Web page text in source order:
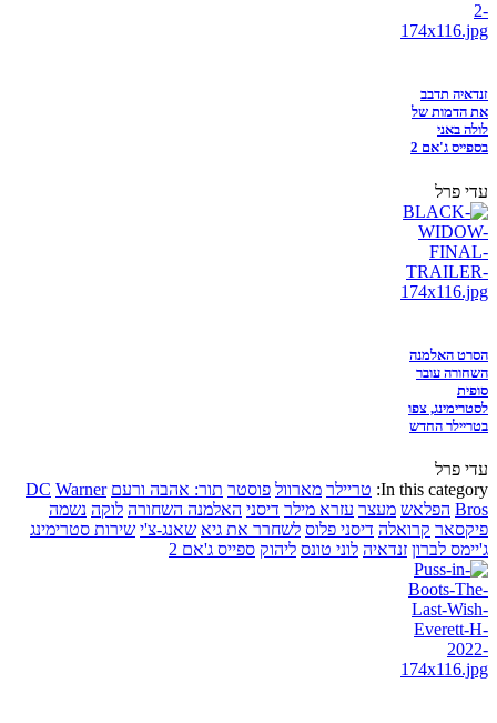
זנדאיה תדבב
את הדמות של
לולה באני
בספייס ג'אם 2
עדי פרל
הסרט האלמנה
השחורה עובר
סופית
לסטרימינג, צפו
בטריילר החדש
עדי פרל
In this category: טריילר מארוול פוסטר תור: אהבה ורעם DC Warner
Bros הפלאש מעצר עזרא מילר דיסני האלמנה השחורה לוקה נשמה
פיקסאר קרואלה דיסני פלוס לשחרר את גיא שאנג-צ'י שירות סטרימינג
ג'יימס לברון זנדאיה לוני טונס ליהוק ספייס ג'אם 2